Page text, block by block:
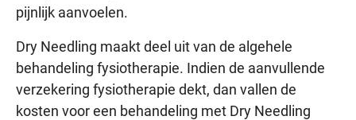
pijnlijk aanvoelen.
Dry Needling maakt deel uit van de algehele
behandeling fysiotherapie. Indien de aanvullende
verzekering fysiotherapie dekt, dan vallen de
kosten voor een behandeling met Dry Needling